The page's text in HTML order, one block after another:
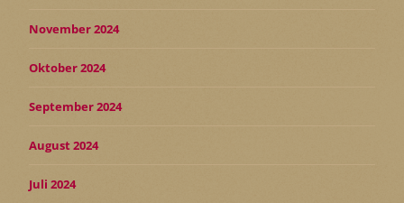
November 2024
Oktober 2024
September 2024
August 2024
Juli 2024